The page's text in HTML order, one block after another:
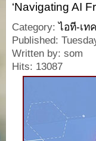
‘Navigating AI
Category:ไอที-เท
Published:
Written by: som
Hits: 13087